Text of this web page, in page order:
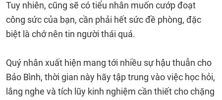
Tuy nhiên, cũng sẽ có tiểu nhân muốn cướp đoạt
công sức của bạn, cần phải hết sức đề phòng, đặc
biệt là chớ nên tin người thái quá.
Quý nhân xuất hiện mang tới nhiều sự hậu thuẫn cho
Bảo Bình, thời gian này hãy tập trung vào việc học hỏi,
lắng nghe và tích lũy kinh nghiệm cần thiết cho chặng